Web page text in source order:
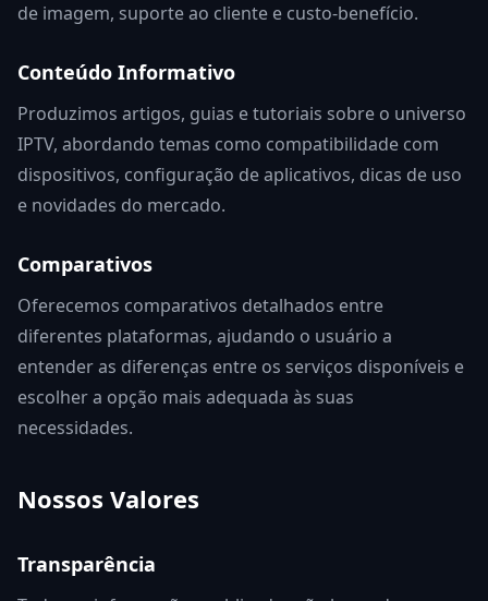
de imagem, suporte ao cliente e custo-benefício.
Conteúdo Informativo
Produzimos artigos, guias e tutoriais sobre o universo
IPTV, abordando temas como compatibilidade com
dispositivos, configuração de aplicativos, dicas de uso
e novidades do mercado.
Comparativos
Oferecemos comparativos detalhados entre
diferentes plataformas, ajudando o usuário a
entender as diferenças entre os serviços disponíveis e
escolher a opção mais adequada às suas
necessidades.
Nossos Valores
Transparência